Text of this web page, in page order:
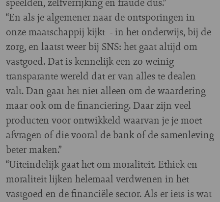
“En als je algemener naar de ontsporingen in
onze maatschappij kijkt - in het onderwijs, bij de
zorg, en laatst weer bij SNS: het gaat altijd om
vastgoed. Dat is kennelijk een zo weinig
transparante wereld dat er van alles te dealen
valt. Dan gaat het niet alleen om de waardering
maar ook om de financiering. Daar zijn veel
producten voor ontwikkeld waarvan je je moet
afvragen of die vooral de bank of de samenleving
beter maken.”
“Uiteindelijk gaat het om moraliteit. Ethiek en
moraliteit lijken helemaal verdwenen in het
vastgoed en de financiële sector. Als er iets is wat